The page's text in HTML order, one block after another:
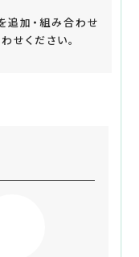
追加・組み合わせ
せください。